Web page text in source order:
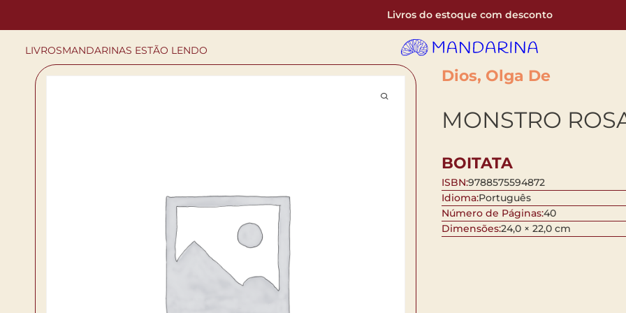
Livros do estoque com desconto
LIVROSMANDARINAS ESTÃO LENDO
Dios, Olga De
MONSTRO
BOITATA
ISBN:9788575594872
Idioma:Português
Número de Páginas:40
Dimensões:24,0 × 22,0 cm